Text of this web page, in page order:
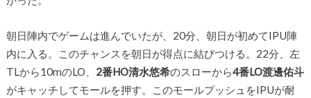
朝日陣内でゲームは進んでいたが、20分、朝日が初めてIPU陣
内に入る。このチャンスを朝日が得点に結びつける。22分、左
TLから10mのLO、 2番HO清水悠希のスローから4番LO渡邊佑斗
がキャッチしてモールを押す。このモールプッシュをIPUが耐